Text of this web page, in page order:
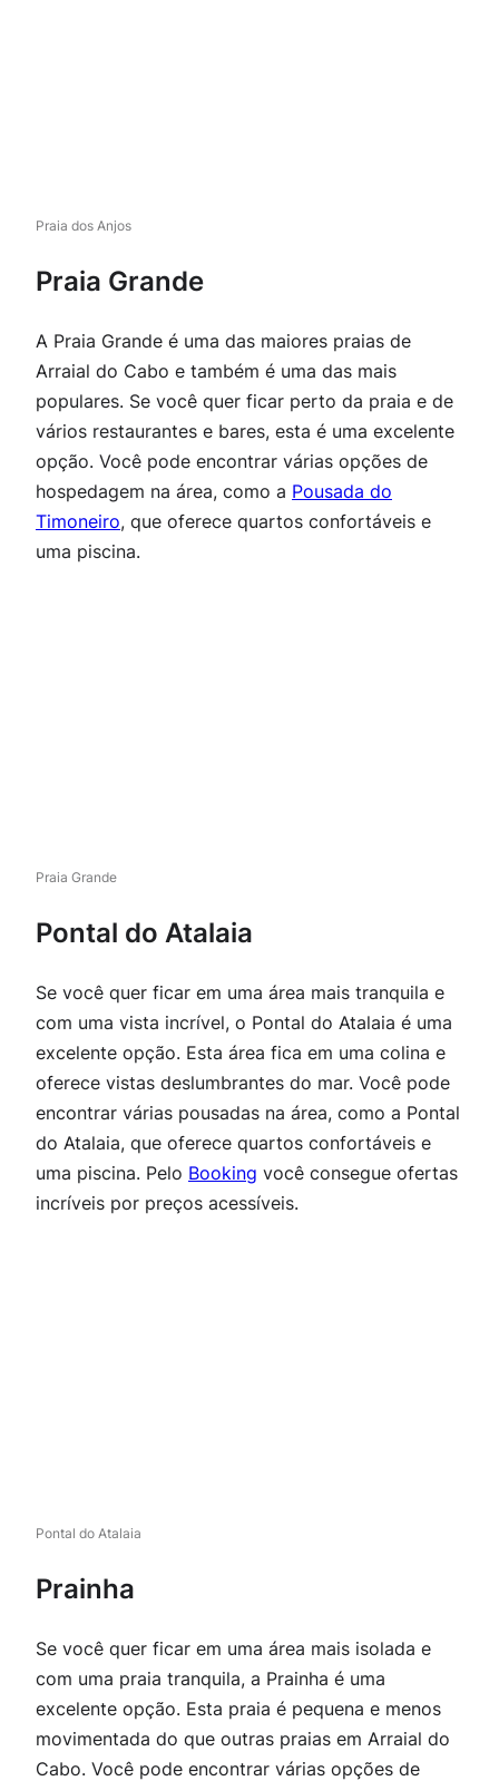
Praia dos Anjos
Praia Grande
A Praia Grande é uma das maiores praias de
Arraial do Cabo e também é uma das mais
populares. Se você quer ficar perto da praia e de
vários restaurantes e bares, esta é uma excelente
opção. Você pode encontrar várias opções de
hospedagem na área, como a Pousada do
Timoneiro, que oferece quartos confortáveis e
uma piscina.
Praia Grande
Pontal do Atalaia
Se você quer ficar em uma área mais tranquila e
com uma vista incrível, o Pontal do Atalaia é uma
excelente opção. Esta área fica em uma colina e
oferece vistas deslumbrantes do mar. Você pode
encontrar várias pousadas na área, como a Pontal
do Atalaia, que oferece quartos confortáveis e
uma piscina. Pelo Booking você consegue ofertas
incríveis por preços acessíveis.
Pontal do Atalaia
Prainha
Se você quer ficar em uma área mais isolada e
com uma praia tranquila, a Prainha é uma
excelente opção. Esta praia é pequena e menos
movimentada do que outras praias em Arraial do
Cabo. Você pode encontrar várias opções de